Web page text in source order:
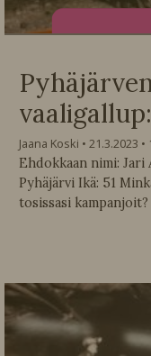
Jaana Koski 21.3.2023
Ehdokkaan nimi: Jari
Pyhäjärvi Ikä: 51
tosissasi